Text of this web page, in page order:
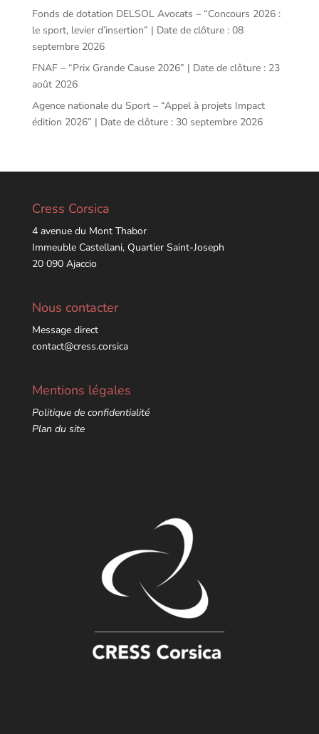
Fonds de dotation DELSOL Avocats – “Concours 2026 :
le sport, levier d’insertion” | Date de clôture : 08
septembre 2026
FNAF – “Prix Grande Cause 2026” | Date de clôture : 23
août 2026
Agence nationale du Sport – “Appel à projets Impact
édition 2026” | Date de clôture : 30 septembre 2026
Cress Corsica
4 avenue du Mont Thabor
Immeuble Castellani, Quartier Saint-Joseph
20 090 Ajaccio
Nous contacter
Message direct
contact@cress.corsica
Mentions légales
Politique de confidentialité
Plan du site